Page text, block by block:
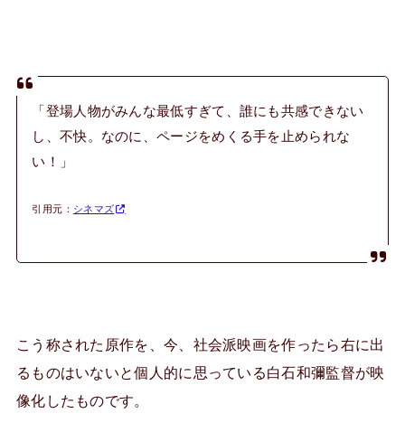
「登場人物がみんな最低すぎて、誰にも共感できない
し、不快。なのに、ページをめくる手を止められな
い！」
引用元： シネマズ
こう称された原作を、今、社会派映画を作ったら右に出
るものはいないと個人的に思っている白石和彌監督が映
像化したものです。